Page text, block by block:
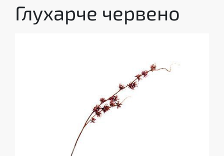
Глухарче червено